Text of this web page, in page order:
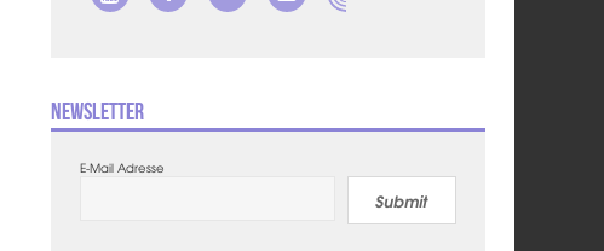
Newsletter
E-Mail Adresse
Submit